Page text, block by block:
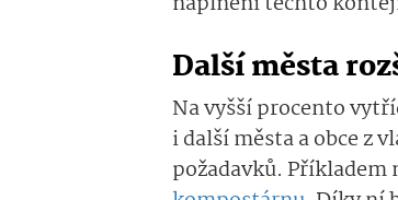
Další města
Na vyšší procento
i další města a obce z
požadavků. Příkladem